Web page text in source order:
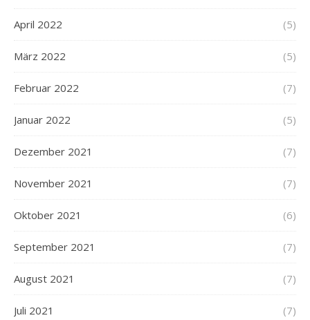
April 2022 (5)
März 2022 (5)
Februar 2022 (7)
Januar 2022 (5)
Dezember 2021 (7)
November 2021 (7)
Oktober 2021 (6)
September 2021 (7)
August 2021 (7)
Juli 2021 (7)